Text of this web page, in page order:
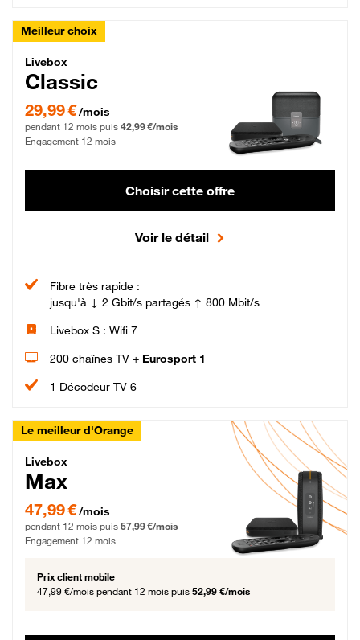
Meilleur choix
Livebox Classic Fibre
Livebox
Classic
29,99 € par mois pendant 12 mois puis 42,99 € par mois, Engagement 12 mois
29,99 €/mois
pendant 12 mois puis 42,99 €/mois
Engagement 12 mois
Choisir cette offre
Voir le détail
Fibre très rapide :
jusqu'à ↓ 2 Gbit/s partagés ↑ 800 Mbit/s
Livebox S : Wifi 7
200 chaînes TV + Eurosport 1
1 Décodeur TV 6
Le meilleur d'Orange
Livebox Max Fibre
Livebox
Max
47,99 € par mois pendant 12 mois puis 57,99 € par mois, Engagement 12 mois
47,99 €/mois
pendant 12 mois puis 57,99 €/mois
Engagement 12 mois
Prix client mobile
47,99 €/mois pendant 12 mois puis 52,99 €/mois